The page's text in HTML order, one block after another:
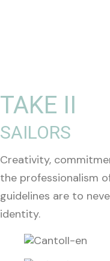
TAKE II
SAILORS
Creativity,
the professionalism
guidelines are to
identity.